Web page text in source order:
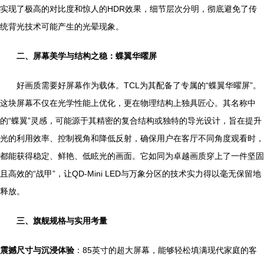
实现了极高的对比度和惊人的HDR效果，细节层次分明，彻底避免了传
统背光技术可能产生的光晕现象。
二、屏幕美学与结构之稳：蝶翼华曜屏
好画质需要好屏幕作为载体。TCL为其配备了专属的“蝶翼华曜屏”。
这块屏幕不仅在光学性能上优化，更在物理结构上独具匠心。其名称中
的“蝶翼”灵感，可能源于其精密的复合结构或独特的导光设计，旨在提升
光的利用效率、控制视角和降低反射，确保用户在客厅不同角度观看时，
都能获得稳定、鲜艳、低眩光的画面。它如同为卓越画质穿上了一件坚固
且高效的“战甲”，让QD-Mini LED与万象分区的技术实力得以毫无保留地
释放。
三、旗舰规格与实用考量
震撼尺寸与沉浸体验 ：85英寸的超大屏幕，能够轻松填满现代家庭的客